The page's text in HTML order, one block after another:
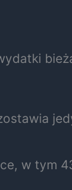
w tym